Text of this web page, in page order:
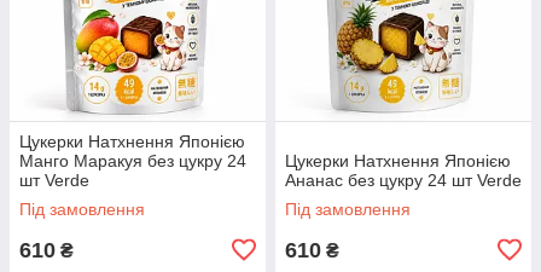
Цукерки Натхнення Японією
Манго Маракуя без цукру 24
шт Verde
Під замовлення
610 ₴
Цукерки Натхнення Японією
Ананас без цукру 24 шт Verde
Під замовлення
610 ₴